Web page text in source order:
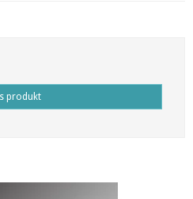
produkt